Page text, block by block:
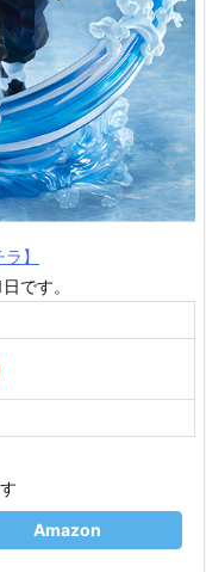
】
です。
Amazon